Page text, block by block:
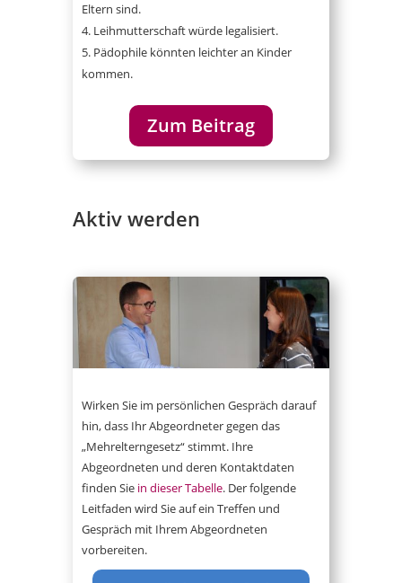
Eltern sind.
Leihmutterschaft würde legalisiert.
Pädophile könnten leichter an Kinder
kommen.
Zum Beitrag
Aktiv werden
Wirken Sie im persönlichen Gespräch darauf
hin, dass Ihr Abgeordneter gegen das
„Mehrelterngesetz“ stimmt. Ihre
Abgeordneten und deren Kontaktdaten
finden Sie in dieser Tabelle. Der folgende
Leitfaden wird Sie auf ein Treffen und
Gespräch mit Ihrem Abgeordneten
vorbereiten.